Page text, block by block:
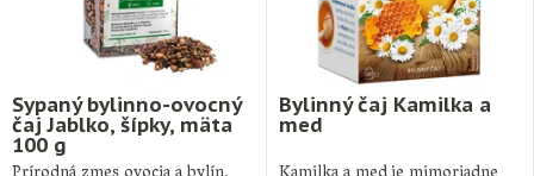
Sypaný bylinno-ovocný
čaj Jablko, šípky, mäta
100 g
Bylinný čaj Kamilka a
med